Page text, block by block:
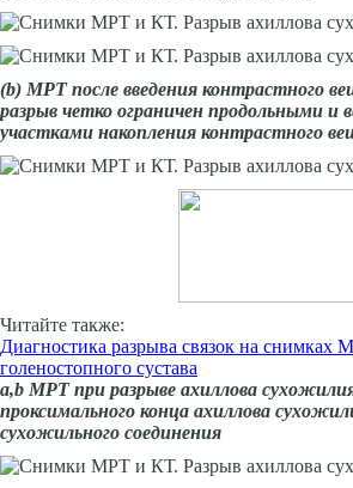
(b) МРТ после введения контрастного
разрыв четко ограничен продольными и
участками накопления контрастного
Читайте также:
Диагностика разрыва связок на снимках
голеностопного сустава
a,b МРТпри разрыве ахиллова
проксимального конца ахиллова
сухожильного соединения